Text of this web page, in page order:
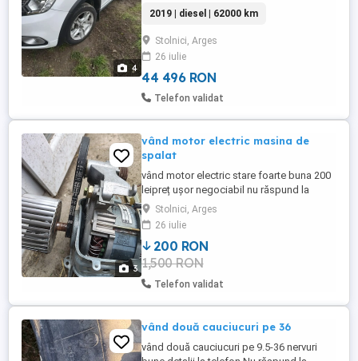
4
2019 | diesel | 62000 km
Stolnici, Arges
26 iulie
44 496 RON
Telefon validat
3
vând motor electric masina de
spalat
vând motor electric stare foarte buna 200
leipreț ușor negociabil nu răspund la
mesaje detali la telefon
Stolnici, Arges
26 iulie
200 RON
1,500 RON
Telefon validat
vând două cauciucuri pe 36
vând două cauciucuri pe 9.5-36 nervuri